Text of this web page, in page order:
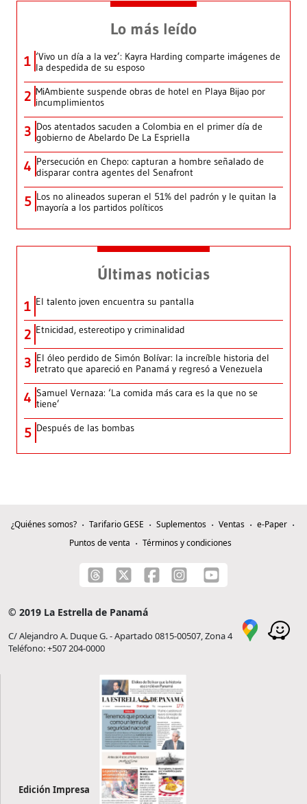
Lo más leído
1 ‘Vivo un día a la vez’: Kayra Harding comparte imágenes de
la despedida de su esposo
2 MiAmbiente suspende obras de hotel en Playa Bijao por
incumplimientos
3 Dos atentados sacuden a Colombia en el primer día de
gobierno de Abelardo De La Espriella
4 Persecución en Chepo: capturan a hombre señalado de
disparar contra agentes del Senafront
5 Los no alineados superan el 51% del padrón y le quitan la
mayoría a los partidos políticos
Últimas noticias
1 El talento joven encuentra su pantalla​
2 Etnicidad, estereotipo y criminalidad
3 El óleo perdido de Simón Bolívar: la increíble historia del
retrato que apareció en Panamá y regresó a Venezuela
4 Samuel Vernaza: ‘La comida más cara es la que no se
tiene’
5 Después de las bombas
¿Quiénes somos? Tarifario GESE Suplementos Ventas
e-Paper
Puntos de venta
Términos y condiciones
© 2019 La Estrella de Panamá
C/ Alejandro A. Duque G. - Apartado 0815-00507, Zona 4
Teléfono: +507 204-0000
Edición Impresa